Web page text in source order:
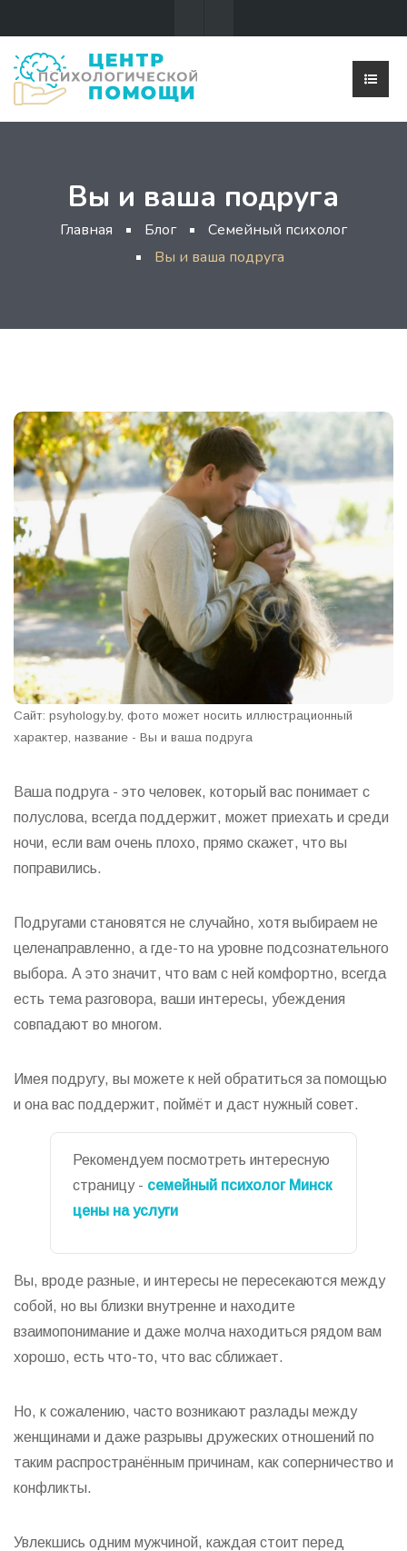
Вы и ваша подруга
Главная Блог
Семейный психолог
Вы и ваша подруга
Сайт: psyhology.by, фото может носить иллюстрационный
характер, название - Вы и ваша подруга
Ваша подруга - это человек, который вас понимает с
полуслова, всегда поддержит, может приехать и среди
ночи, если вам очень плохо, прямо скажет, что вы
поправились.
Подругами становятся не случайно, хотя выбираем не
целенаправленно, а где-то на уровне подсознательного
выбора. А это значит, что вам с ней комфортно, всегда
есть тема разговора, ваши интересы, убеждения
совпадают во многом.
Имея подругу, вы можете к ней обратиться за помощью
и она вас поддержит, поймёт и даст нужный совет.
Рекомендуем посмотреть интересную
страницу - семейный психолог Минск
цены на услуги
Вы, вроде разные, и интересы не пересекаются между
собой, но вы близки внутренне и находите
взаимопонимание и даже молча находиться рядом вам
хорошо, есть что-то, что вас сближает.
Но, к сожалению, часто возникают разлады между
женщинами и даже разрывы дружеских отношений по
таким распространённым причинам, как соперничество и
конфликты.
Увлекшись одним мужчиной, каждая стоит перед